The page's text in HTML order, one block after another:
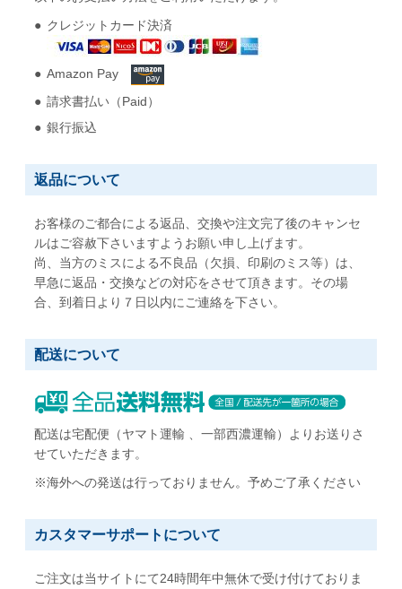
クレジットカード決済
Amazon Pay
請求書払い（Paid）
銀行振込
返品について
お客様のご都合による返品、交換や注文完了後のキャンセ
ルはご容赦下さいますようお願い申し上げます。
尚、当方のミスによる不良品（欠損、印刷のミス等）は、
早急に返品・交換などの対応をさせて頂きます。その場
合、到着日より７日以内にご連絡を下さい。
配送について
配送は宅配便（ヤマト運輸 、一部西濃運輸）よりお送りさ
せていただきます。
※海外への発送は行っておりません。予めご了承ください
カスタマーサポートについて
ご注文は当サイトにて24時間年中無休で受け付けておりま